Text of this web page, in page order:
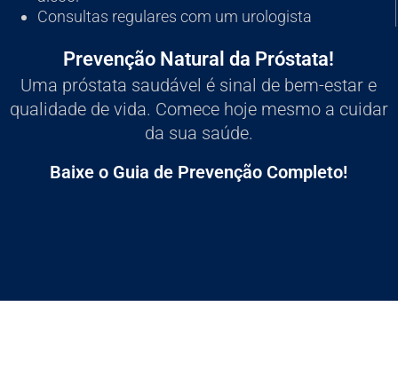
Consultas regulares com um urologista
Prevenção Natural da Próstata!
Uma próstata saudável é sinal de bem-estar e
qualidade de vida. Comece hoje mesmo a cuidar
da sua saúde.
Baixe o Guia de Prevenção Completo!